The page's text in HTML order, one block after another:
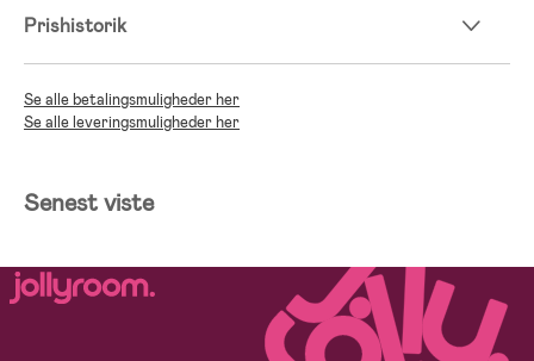
Prishistorik
Se alle betalingsmuligheder her
Se alle leveringsmuligheder her
Senest viste